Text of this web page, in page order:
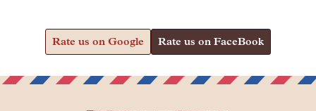
Rate us on Google Rate us on FaceBook